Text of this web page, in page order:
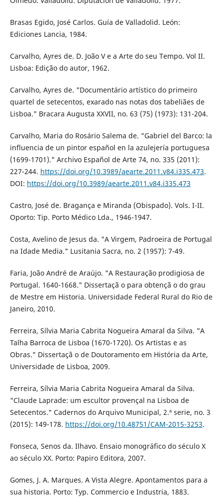
Brasas Egido, José Carlos. Guía de Valladolid. León:
Ediciones Lancia, 1984.
Carvalho, Ayres de. D. João V e a Arte do seu Tempo. Vol II.
Lisboa: Edição do autor, 1962.
Carvalho, Ayres de. "Documentário artístico do primeiro
quartel de setecentos, exarado nas notas dos tabeliães de
Lisboa." Bracara Augusta XXVII, no. 63 (75) (1973): 131-204.
Carvalho, Maria do Rosário Salema de. "Gabriel del Barco: la
influencia de un pintor español en la azulejería portuguesa
(1699-1701)." Archivo Español de Arte 74, no. 335 (2011):
227-244. https://doi.org/10.3989/aearte.2011.v84.i335.473.
DOI: https://doi.org/10.3989/aearte.2011.v84.i335.473
Castro, José de. Bragança e Miranda (Obispado). Vols. I-II.
Oporto: Tip. Porto Médico Lda., 1946-1947.
Costa, Avelino de Jesus da. "A Virgem, Padroeira de Portugal
na Idade Media." Lusitania Sacra, no. 2 (1957): 7-49.
Faria, João André de Araújo. "A Restauração prodigiosa de
Portugal. 1640-1668." Dissertaçã o para obtençã o do grau
de Mestre em Historia. Universidade Federal Rural do Rio de
Janeiro, 2010.
Ferreira, Sílvia Maria Cabrita Nogueira Amaral da Silva. "A
Talha Barroca de Lisboa (1670-1720). Os Artistas e as
Obras." Dissertaçã o de Doutoramento em História da Arte,
Universidade de Lisboa, 2009.
Ferreira, Sílvia Maria Cabrita Nogueira Amaral da Silva.
"Claude Laprade: um escultor provençal na Lisboa de
Setecentos." Cadernos do Arquivo Municipal, 2.ª serie, no. 3
(2015): 149-178. https://doi.org/10.48751/CAM-2015-3253.
Fonseca, Senos da. Ilhavo. Ensaio monográfico do século X
ao século XX. Porto: Papiro Editora, 2007.
Gomes, J. A. Marques. A Vista Alegre. Apontamentos para a
sua historia. Porto: Typ. Commercio e Industria, 1883.